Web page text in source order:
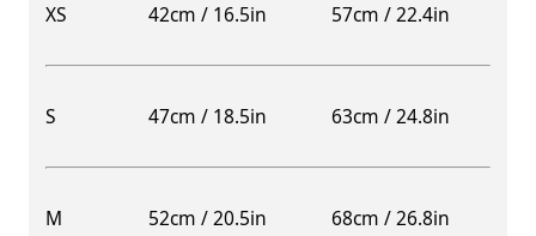
XS 42cm / 16.5in 57cm / 22.4in
S 47cm / 18.5in 63cm / 24.8in
M 52cm / 20.5in 68cm / 26.8in
す。
A面B面のデザイン変化を楽しんでお客様にアピ
るもよしです！
あんな場所こんな場所お好みのサイズでお好みの
幕の製作をお楽しみください